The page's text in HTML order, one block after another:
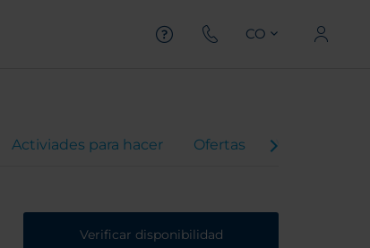
CO
Activiades para hacer Ofertas Virtual Tour
Verificar disponibilidad